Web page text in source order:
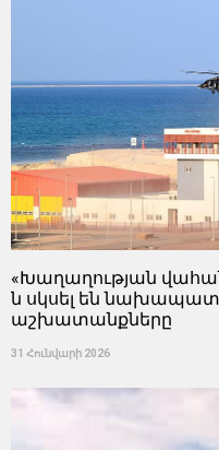
«Խաղաղության
ն սկսել են
աշխատանքները
31 Հունվարի 2026